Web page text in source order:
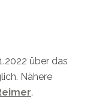
über das
Nähere
.